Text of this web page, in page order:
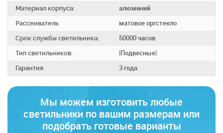
Материал корпуса:
алюминий
Рассеиватель:
матовое оргстекло
Срок службы светильника:
50000 часов
Тип светильников:
|Подвесные|
Гарантия:
3 года
Мы можем изготовить любые
светильники по вашим размерам или
подобрать готовые варианты